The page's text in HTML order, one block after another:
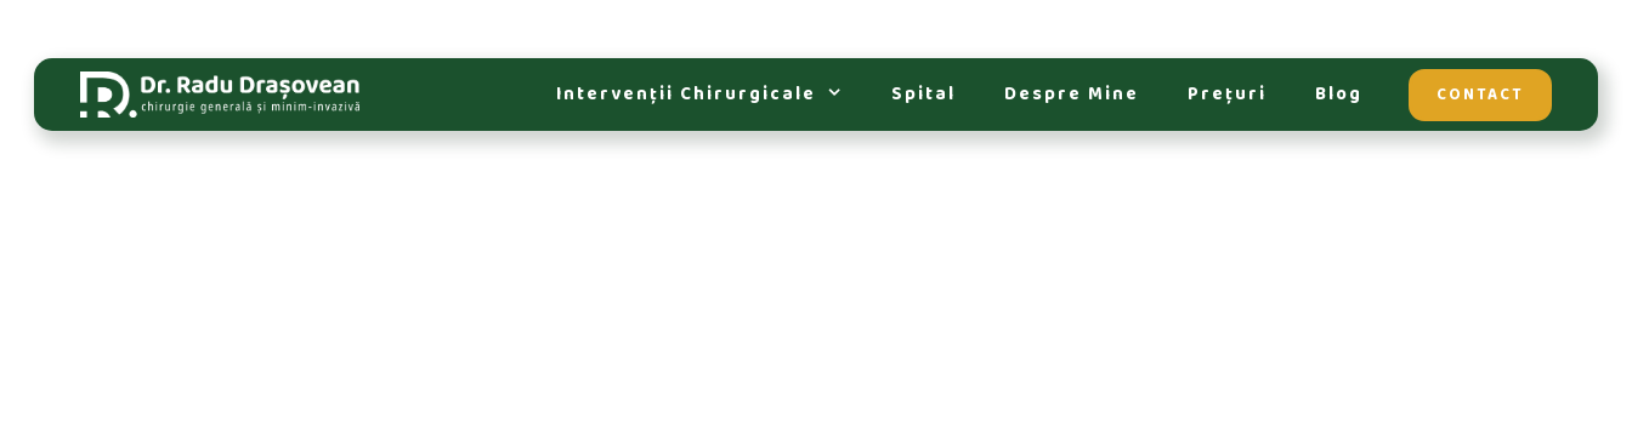
Intervenții Chirurgicale Spital Despre Mine Prețuri Blog CONTACT